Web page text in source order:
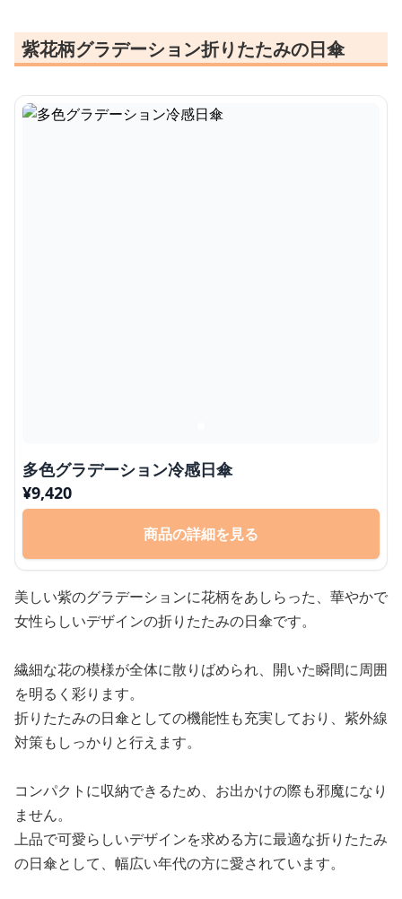
紫花柄グラデーション折りたたみの日傘
多色グラデーション冷感日傘
¥9,420
商品の詳細を見る
美しい紫のグラデーションに花柄をあしらった、華やかで
女性らしいデザインの折りたたみの日傘です。
繊細な花の模様が全体に散りばめられ、開いた瞬間に周囲
を明るく彩ります。
折りたたみの日傘としての機能性も充実しており、紫外線
対策もしっかりと行えます。
コンパクトに収納できるため、お出かけの際も邪魔になり
ません。
上品で可愛らしいデザインを求める方に最適な折りたたみ
の日傘として、幅広い年代の方に愛されています。